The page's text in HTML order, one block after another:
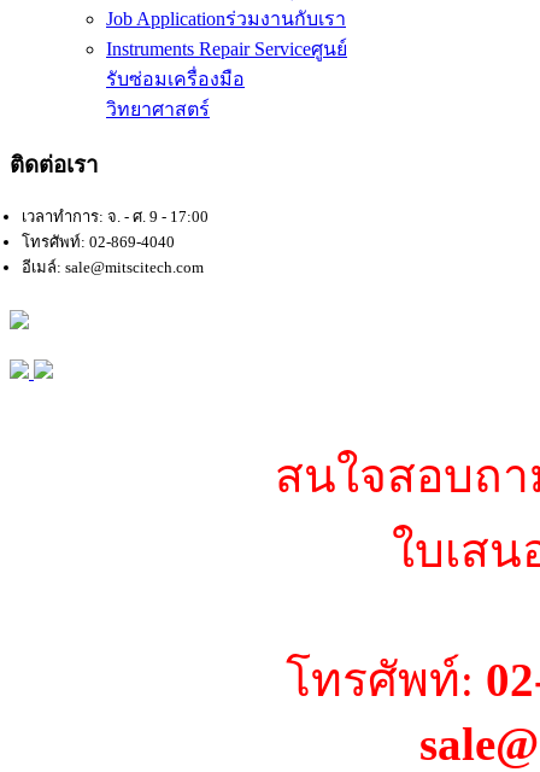
Job Applicationร่วมงานกับเรา
Instruments Repair Serviceศูนย์
รับซ่อมเครื่องมือ
วิทยาศาสตร์
ติดต่อเรา
เวลาทำการ: จ. - ศ. 9 - 17:00
โทรศัพท์: 02-869-4040
อีเมล์: sale@mitscitech.com
สนใจสอบถ
ใบเส
โทรศัพท์: